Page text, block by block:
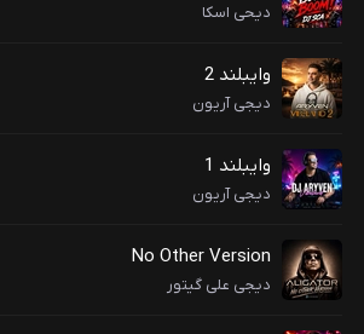
دیحی اسکا
وایبلند 2
دیجی آریون
وایبلند 1
دیجی آریون
No Other Version
دیجی علی گیتور